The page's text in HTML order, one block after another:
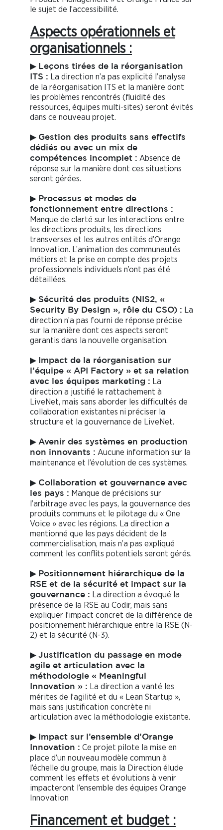
le sujet de l’accessibilité.
Aspects opérationnels et
organisationnels :
▶ Leçons tirées de la réorganisation
ITS : La direction n’a pas explicité l’analyse
de la réorganisation ITS et la manière dont
les problèmes rencontrés (fluidité des
ressources, équipes multi-sites) seront évités
dans ce nouveau projet.
▶ Gestion des produits sans effectifs
dédiés ou avec un mix de
compétences incomplet : Absence de
réponse sur la manière dont ces situations
seront gérées.
▶ Processus et modes de
fonctionnement entre directions :
Manque de clarté sur les interactions entre
les directions produits, les directions
transverses et les autres entités d’Orange
Innovation. L’animation des communautés
métiers et la prise en compte des projets
professionnels individuels n’ont pas été
détaillées.
▶ Sécurité des produits (NIS2, «
Security By Design », rôle du CSO) : La
direction n’a pas fourni de réponse précise
sur la manière dont ces aspects seront
garantis dans la nouvelle organisation.
▶
Impact de la réorganisation sur
l’équipe « API Factory » et sa relation
avec les équipes marketing : La
direction a justifié le rattachement à
LiveNet, mais sans aborder les difficultés de
collaboration existantes ni préciser la
structure et la gouvernance de LiveNet.
▶ Avenir des systèmes en production
non innovants : Aucune information sur la
maintenance et l’évolution de ces systèmes.
▶ Collaboration et gouvernance avec
les pays : Manque de précisions sur
l’arbitrage avec les pays, la gouvernance des
produits communs et le pilotage du « One
Voice » avec les régions. La direction a
mentionné que les pays décident de la
commercialisation, mais n’a pas expliqué
comment les conflits potentiels seront gérés.
▶ Positionnement hiérarchique de la
RSE et de la sécurité et impact sur la
gouvernance : La direction a évoqué la
présence de la RSE au Codir, mais sans
expliquer l’impact concret de la différence de
positionnement hiérarchique entre la RSE (N-
2) et la sécurité (N-3).
▶ Justification du passage en mode
agile et articulation avec la
méthodologie « Meaningful
Innovation » : La direction a vanté les
mérites de l’agilité et du « Lean Startup »,
mais sans justification concrète ni
articulation avec la méthodologie existante.
▶
Impact sur l’ensemble d’Orange
Innovation : Ce projet pilote la mise en
place d’un nouveau modèle commun à
l’échelle du groupe, mais la Direction élude
comment les effets et évolutions à venir
impacteront l’ensemble des équipes Orange
Innovation
Financement et budget :